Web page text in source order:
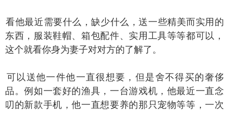
最近需要什么，缺少什么，送一些精美而实用的
东西，服装鞋帽、箱包配件、实用工具等等都可以，
这个就看你身为妻子对对方的了解了。
送他一件他一直很想要，但是舍不得买的奢侈
品。例如一套好的渔具，一台游戏机，他最近一直念
叨的新款手机 ，他一直想要养的那只宠物等等，一次